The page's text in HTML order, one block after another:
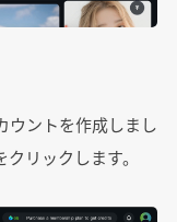
ウントを作成しまし
リックします。